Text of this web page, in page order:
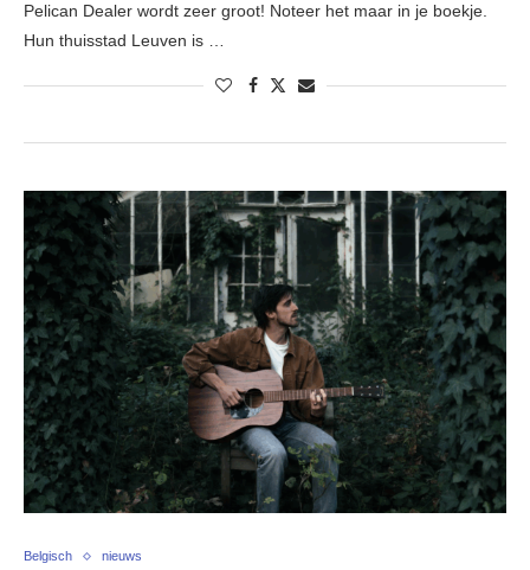
Pelican Dealer wordt zeer groot! Noteer het maar in je boekje.
Hun thuisstad Leuven is …
Belgisch nieuws